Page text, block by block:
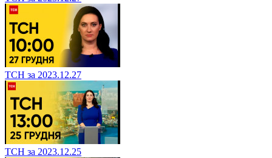
ТСН за 2023.12.27
ТСН за 2023.12.25